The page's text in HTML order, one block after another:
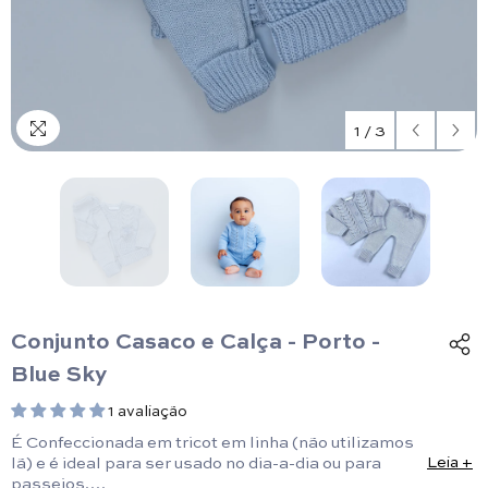
1 /3
Conjunto Casaco e Calça - Porto -
Blue Sky
1 avaliação
É Confeccionada em tricot em linha (não utilizamos
lã) e é ideal para ser usado no dia-a-dia ou para
passeios.
Leia +